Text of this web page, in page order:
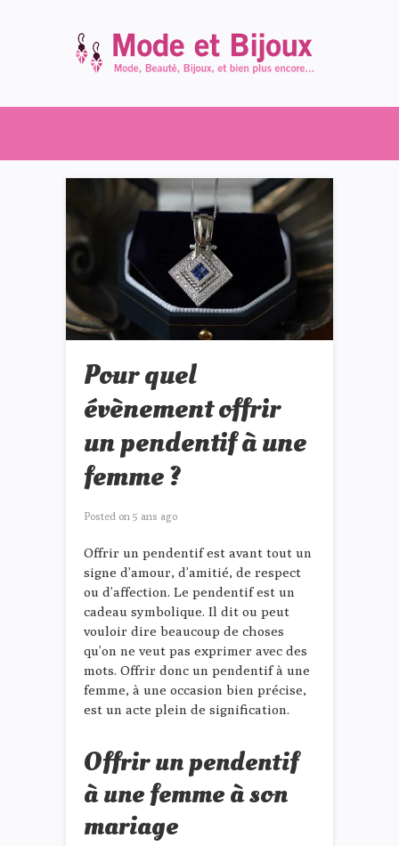
Pour quel
évènement offrir
un pendentif à une
femme ?
Posted on 5 ans ago
Offrir un pendentif est avant tout un
signe d’amour, d’amitié, de respect
ou d’affection. Le pendentif est un
cadeau symbolique. Il dit ou peut
vouloir dire beaucoup de choses
qu’on ne veut pas exprimer avec des
mots. Offrir donc un pendentif à une
femme, à une occasion bien précise,
est un acte plein de signification.
Offrir un pendentif
à une femme à son
mariage